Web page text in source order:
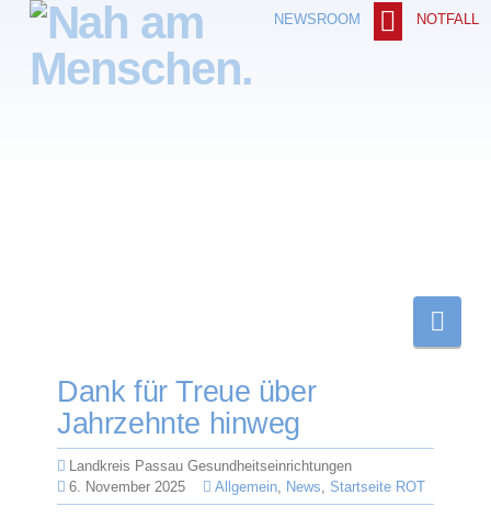
NEWSROOM NOTFALL
Dank für Treue über
Jahrzehnte hinweg
Landkreis Passau Gesundheitseinrichtungen
6. November 2025
Allgemein, News Startseite ROT